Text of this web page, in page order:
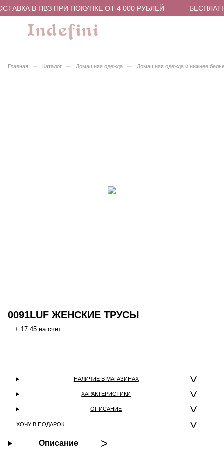
В ПВЗ ПРИ ПОКУПКЕ ОТ 4 000 РУБЛЕЙ
Главная – Каталог – Домашняя одежда – Домашняя одежда и нижнее
0091LUF ЖЕНСКИЕ ТРУСЫ
+ 17.45 на счет
НАЛИЧИЕ В МАГАЗИНАХ
ХАРАКТЕРИСТИКИ
ОПИСАНИЕ
ХОЧУ В ПОДАРОК
Описание